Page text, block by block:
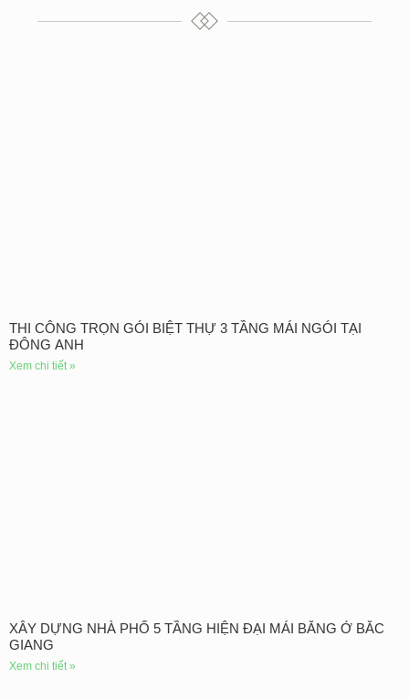
THI CÔNG TRỌN GÓI BIỆT THỰ 3 TẦNG MÁI NGÓI TẠI
ĐÔNG ANH
Xem chi tiết »
XÂY DỰNG NHÀ PHỐ 5 TẦNG HIỆN ĐẠI MÁI BẰNG Ở BẮC
GIANG
Xem chi tiết »